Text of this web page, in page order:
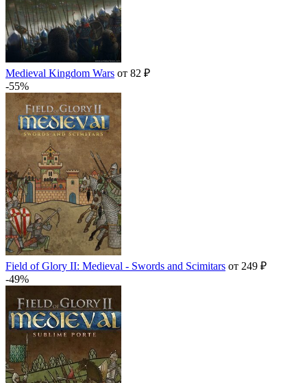
Medieval Kingdom Wars от 82 ₽
-55%
Field of Glory II: Medieval - Swords and Scimitars от 249 ₽
-49%